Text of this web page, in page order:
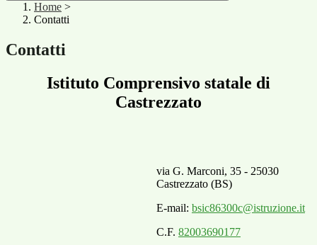
Home >
Contatti
Contatti
Istituto Comprensivo statale di
Castrezzato
via G. Marconi, 35 - 25030
Castrezzato (BS)
E-mail: bsic86300c@istruzione.it
C.F. 82003690177